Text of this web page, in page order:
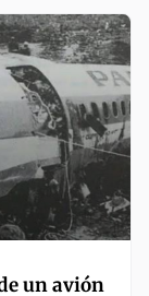
un avión